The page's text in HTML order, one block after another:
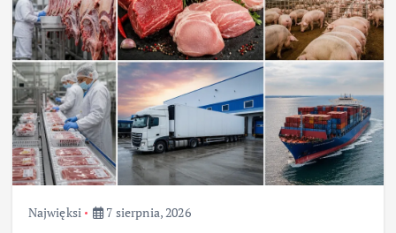
Najwięksi 7 sierpnia, 2026